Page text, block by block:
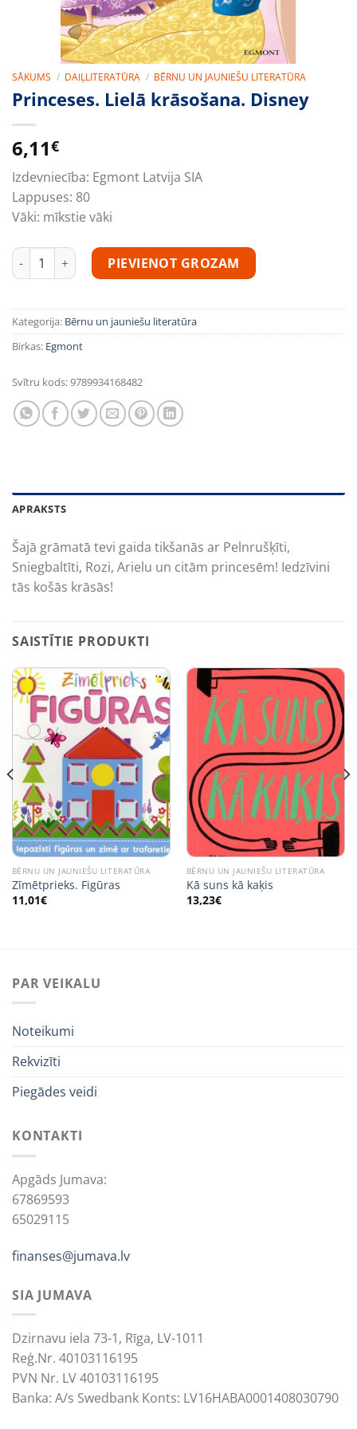
SĀKUMS / DAIĻLITERATŪRA / BĒRNU UN JAUNIEŠU LITERATŪRA
Princeses. Lielā krāsošana. Disney
6,11€
Izdevniecība: Egmont Latvija SIA
Lappuses: 80
Vāki: mīkstie vāki
Princeses. Lielā krāsošana. Disney daudzums
PIEVIENOT GROZAM
Kategorija: Bērnu un jauniešu literatūra
Birkas: Egmont
Svītru kods:9789934168482
APRAKSTS
Šajā grāmatā tevi gaida tikšanās ar Pelnrušķīti,
Sniegbaltīti, Rozi, Arielu un citām princesēm! Iedzīvini
tās košās krāsās!
SAISTĪTIE PRODUKTI
BĒRNU UN JAUNIEŠU LITERATŪRA
Zīmētprieks. Figūras
11,01€
BĒRNU UN JAUNIEŠU LITERATŪRA
Kā suns kā kaķis
13,23€
PAR VEIKALU
Noteikumi
Rekvizīti
Piegādes veidi
KONTAKTI
Apgāds Jumava:
67869593
65029115
finanses@jumava.lv
SIA JUMAVA
Dzirnavu iela 73-1, Rīga, LV-1011
Reģ.Nr. 40103116195
PVN Nr. LV 40103116195
Banka: A/s Swedbank Konts: LV16HABA0001408030790